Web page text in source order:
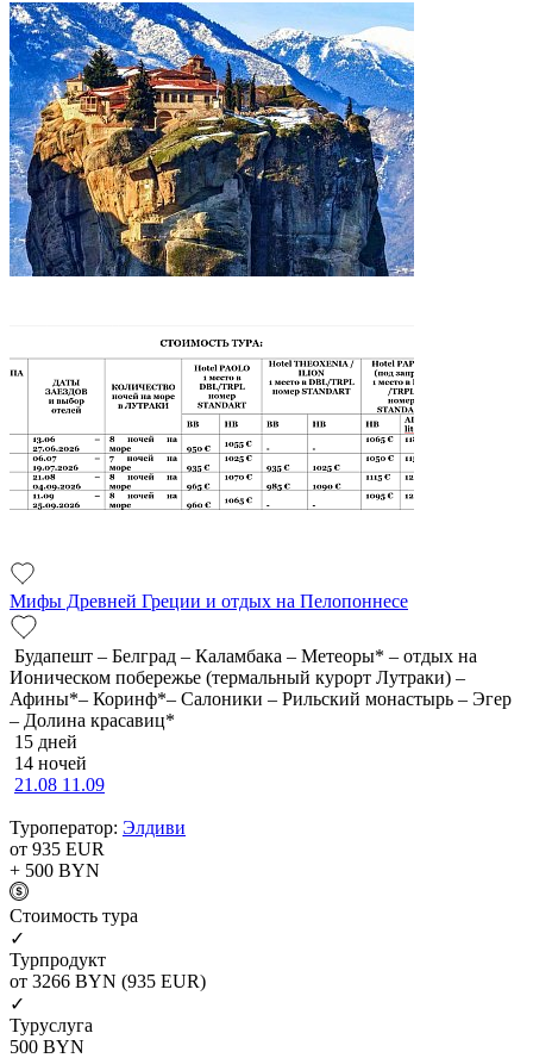
Мифы Древней Греции и отдых на Пелопоннесе
Будапешт – Белград – Каламбака – Метеоры* – отдых на
Ионическом побережье (термальный курорт Лутраки) –
Афины*– Коринф*– Салоники – Рильский монастырь – Эгер
– Долина красавиц*
15 дней
14 ночей
21.08 11.09
Туроператор: Элдиви
от 935 EUR
+ 500 BYN
Cтоимость тура
✓
Турпродукт
от 3266 BYN (935 EUR)
✓
Туруслуга
500 BYN